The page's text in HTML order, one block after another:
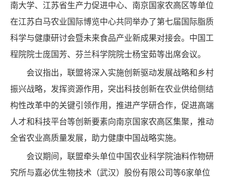
南大学、江苏省生产力促进中心、南京国家农高区等单位
在江苏白马农业国际博览中心共同举办了第七届国际脂质
科学与健康研讨会暨未来食品产业新成果对接会。中国工
程院院士庞国芳、芬兰科学院院士杨宝茹等出席会议。
会议指出，联盟将深入实施创新驱动发展战略和乡村
振兴战略，发挥资源作用，突出科技创新在农业供给侧结
构性改革中的关键引领作用，推进产学研合作，促进高端
人才和科技平台等创新要素向南京国家农高区集聚，推动
全省农业高质量发展，助力健康中国战略实施。
会议期间，联盟牵头单位中国农业科学院油料作物研
究所与嘉必优生物技术（武汉）股份有限公司等6家单位